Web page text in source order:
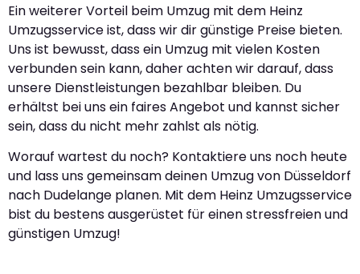
Ein weiterer Vorteil beim Umzug mit dem Heinz
Umzugsservice ist, dass wir dir günstige Preise bieten.
Uns ist bewusst, dass ein Umzug mit vielen Kosten
verbunden sein kann, daher achten wir darauf, dass
unsere Dienstleistungen bezahlbar bleiben. Du
erhältst bei uns ein faires Angebot und kannst sicher
sein, dass du nicht mehr zahlst als nötig.
Worauf wartest du noch? Kontaktiere uns noch heute
und lass uns gemeinsam deinen Umzug von Düsseldorf
nach Dudelange planen. Mit dem Heinz Umzugsservice
bist du bestens ausgerüstet für einen stressfreien und
günstigen Umzug!